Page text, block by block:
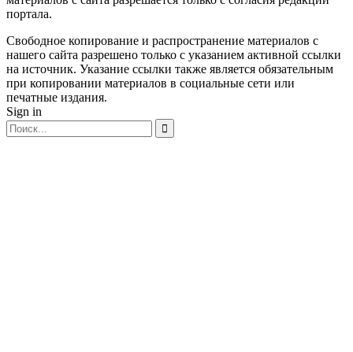
портала.
Свободное копирование и распространение материалов с
нашего сайта разрешено только с указанием активной ссылки
на источник. Указание ссылки также является обязательным
при копировании материалов в социальные сети или
печатные издания.
Sign in